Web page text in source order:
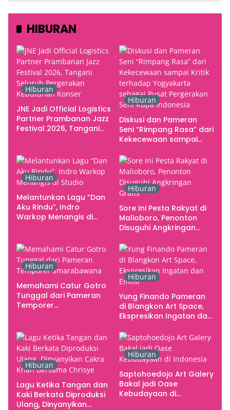
HIBURAN
Hiburan
JNE Jadi Official Logistics
Partner Prambanan Jazz
Festival 2026, Tangani
Hiburan
Diskusi dan Pameran
Seni “Rimpang Rasa” dari
Kekecewaan sampai
Yogyakarta sebagai
Pusat Pergerakan Seni
Rupa Indonesia
Hiburan
Melantunkan Lagu “Dan
Aku Rindu”, Indro
Warkop Menangis di
Hiburan
Sore Ini Pesta Rakyat di
Malioboro, Penonton
Disuguhi Angkringan
Hiburan
Memahami Catur Gotro
Tunggal dari Pameran
Temporer
Hiburan
Yung Finando Pameran
di Blangkon Art Space,
Ekspresikan Ingatan dan
Hiburan
Lagu Ketika Tangan dan
Kaki Berkata Diproduksi
Ulang, Dinyanyikan
Hiburan
Saptohoedojo Art Galery
Bakal jadi Oase
Kebudayaan di